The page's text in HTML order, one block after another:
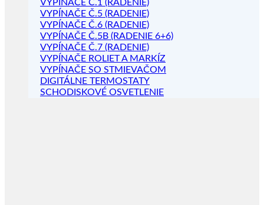
VYPÍNAČE Č.1 (RADENIE)
VYPÍNAČE Č.5 (RADENIE)
VYPÍNAČE Č.6 (RADENIE)
VYPÍNAČE Č.5B (RADENIE 6+6)
VYPÍNAČE Č.7 (RADENIE)
VYPÍNAČE ROLIET A MARKÍZ
VYPÍNAČE SO STMIEVAČOM
DIGITÁLNE TERMOSTATY
SCHODISKOVÉ OSVETLENIE